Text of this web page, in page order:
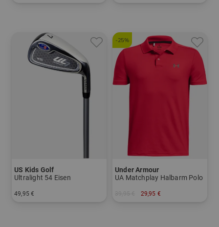
US Kids Golf
Ultralight 54 Eisen
49,95 €
-25%
Under Armour
UA Matchplay Halbarm Polo
29,95 €